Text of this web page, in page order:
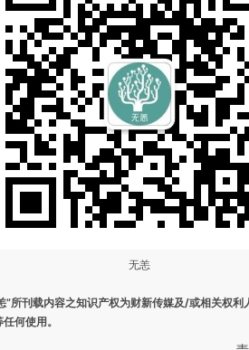
无恙
”所刊载内容之知识产权为财新传媒及/或相关权
何使用。